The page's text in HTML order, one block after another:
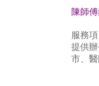
陳師
服務
提供
市、